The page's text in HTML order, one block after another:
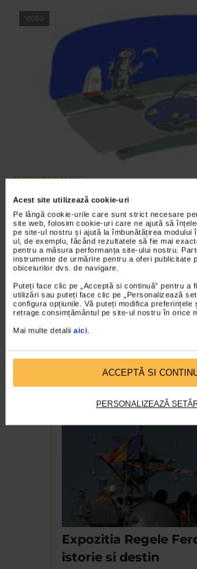
Acest site utilizează cookie-uri
Pe lângă cookie-urile care sunt strict necesare
site web, folosim cookie-uri care ne ajută să
pe site-ul nostru și ajută la îmbunătățirea modului
ul, de exemplu, făcând rezultatele să fie mai
pentru a măsura performanța site-ului nostru.
instrumente de urmărire pentru a oferi publicitate
obiceiurilor dvs. de navigare.
Puteți face clic pe „Acceptă si continuă” pentru a
utilizări sau puteți face clic pe „Personalizează
configura opțiunile. Vă puteți modifica preferințele
retrage consimțământul pe site-ul nostru în orice
Mai multe detalii aici
ACCEPTĂ SI
PERSONALIZEAZĂ
VIDEO
ANDONEVRALGIC
AUTOSTOP Ep. 291
2.879 vizualizari
RECOMANDĂRI
Deltei
Expozitia Regele
istorie si destin